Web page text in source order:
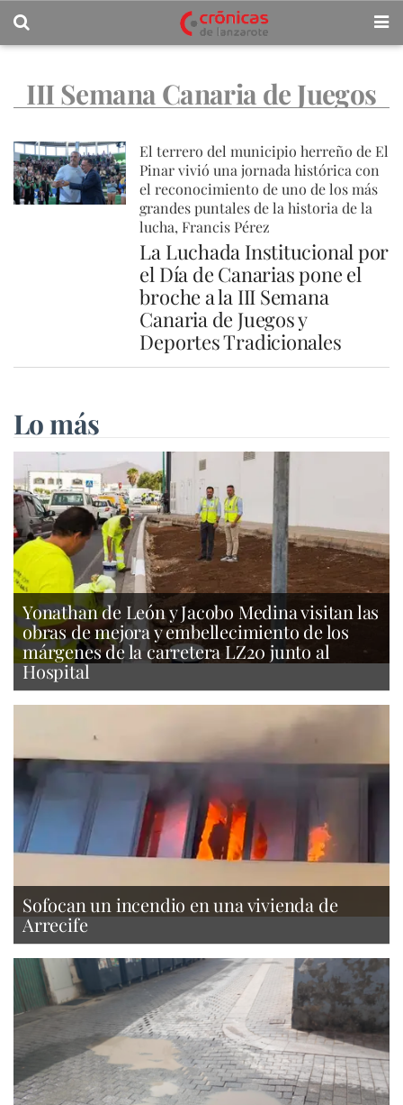
III Semana Canaria de Juegos
El terrero del municipio herreño de El
Pinar vivió una jornada histórica con
el reconocimiento de uno de los más
grandes puntales de la historia de la
lucha, Francis Pérez
La Luchada Institucional por
el Día de Canarias pone el
broche a la III Semana
Canaria de Juegos y
Deportes Tradicionales
Lo más
Yonathan de León y Jacobo Medina visitan las
obras de mejora y embellecimiento de los
márgenes de la carretera LZ20 junto al
Hospital
Sofocan un incendio en una vivienda de
Arrecife